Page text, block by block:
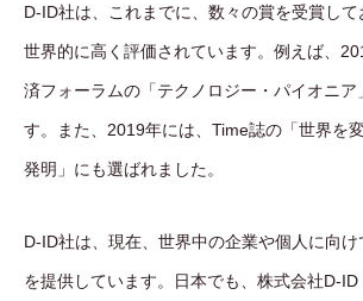
D-ID社は、これまでに、数々の賞を受賞し
世界的に高く評価されています。例えば、
済フォーラムの「テクノロジー・パイオニア
す。また、2019年には、Time誌の「世界を
発明」にも選ばれました。
D-ID社は、現在、世界中の企業や個人に向
を提供しています。日本でも、株式会社D-ID